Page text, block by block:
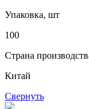
Упаковка, шт
100
Страна
Китай
Свернуть